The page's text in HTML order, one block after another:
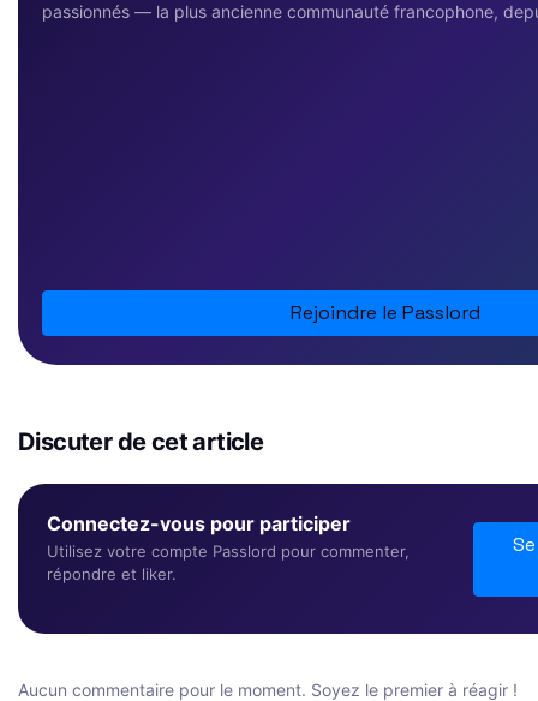
passionnés — la plus ancienne communauté francophone,
Rejoindre le Passlord
Discuter de cet article
Connectez-vous pour participer
Utilisez votre compte Passlord pour commenter,
répondre et liker.
Aucun commentaire pour le moment. Soyez le premier à réagir !